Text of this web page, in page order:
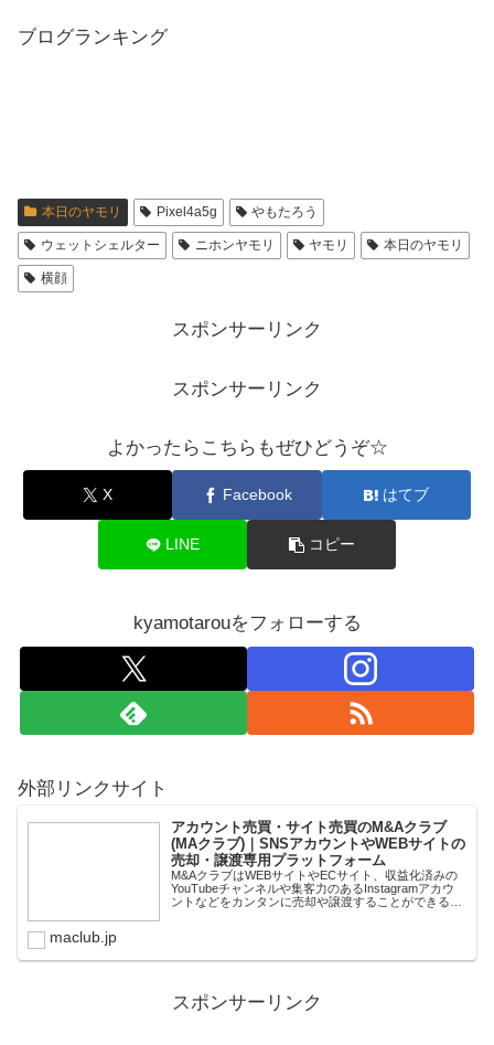
ブログランキング
本日のヤモリ Pixel4a5g やもたろう
ウェットシェルター ニホンヤモリ ヤモリ 本日のヤモリ
横顔
スポンサーリンク
スポンサーリンク
よかったらこちらもぜひどうぞ☆
X Facebook はてブ
LINE コピー
kyamotarouをフォローする
外部リンクサイト
アカウント売買・サイト売買のM&Aクラブ
(MAクラブ)｜SNSアカウントやWEBサイトの
売却・譲渡専用プラットフォーム
M&AクラブはWEBサイトやECサイト、収益化済みの
YouTubeチャンネルや集客力のあるInstagramアカウ
ントなどをカンタンに売却や譲渡することができるプ
maclub.jp
スポンサーリンク